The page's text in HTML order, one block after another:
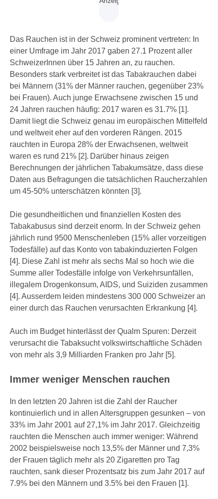
Das Rauchen ist in der Schweiz prominent vertreten: In
einer Umfrage im Jahr 2017 gaben 27.1 Prozent aller
SchweizerInnen über 15 Jahren an, zu rauchen.
Besonders stark verbreitet ist das Tabakrauchen dabei
bei Männern (31% der Männer rauchen, gegenüber 23%
bei Frauen). Auch junge Erwachsene zwischen 15 und
24 Jahren rauchen häufig: 2017 waren es 31.7% [1].
Damit liegt die Schweiz genau im europäischen Mittelfeld
und weltweit eher auf den vorderen Rängen. 2015
rauchten in Europa 28% der Erwachsenen, weltweit
waren es rund 21% [2]. Darüber hinaus zeigen
Berechnungen der jährlichen Tabakumsätze, dass diese
Daten aus Befragungen die tatsächlichen Raucherzahlen
um 45-50% unterschätzen könnten [3].
Die gesundheitlichen und finanziellen Kosten des
Tabakabusus sind derzeit enorm. In der Schweiz gehen
jährlich rund 9500 Menschenleben (15% aller vorzeitigen
Todesfälle) auf das Konto von tabakinduzierten Folgen
[4]. Diese Zahl ist mehr als sechs Mal so hoch wie die
Summe aller Todesfälle infolge von Verkehrsunfällen,
illegalem Drogenkonsum, AIDS, und Suiziden zusammen
[4]. Ausserdem leiden mindestens 300 000 Schweizer an
einer durch das Rauchen verursachten Erkrankung [4].
Auch im Budget hinterlässt der Qualm Spuren: Derzeit
verursacht die Tabaksucht volkswirtschaftliche Schäden
von mehr als 3,9 Milliarden Franken pro Jahr [5].
Immer weniger Menschen rauchen
In den letzten 20 Jahren ist die Zahl der Raucher
kontinuierlich und in allen Altersgruppen gesunken – von
33% im Jahr 2001 auf 27,1% im Jahr 2017. Gleichzeitig
rauchten die Menschen auch immer weniger: Während
2002 beispielsweise noch 13,5% der Männer und 7,3%
der Frauen täglich mehr als 20 Zigaretten pro Tag
rauchten, sank dieser Prozentsatz bis zum Jahr 2017 auf
7.9% bei den Männern und 3.5% bei den Frauen [1].